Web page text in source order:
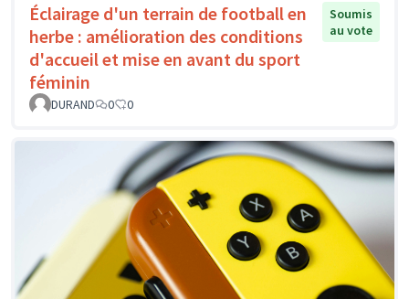
Éclairage d'un terrain de football en
herbe : amélioration des conditions
d'accueil et mise en avant du sport
féminin
Soumis
au vote
DURAND 0 0